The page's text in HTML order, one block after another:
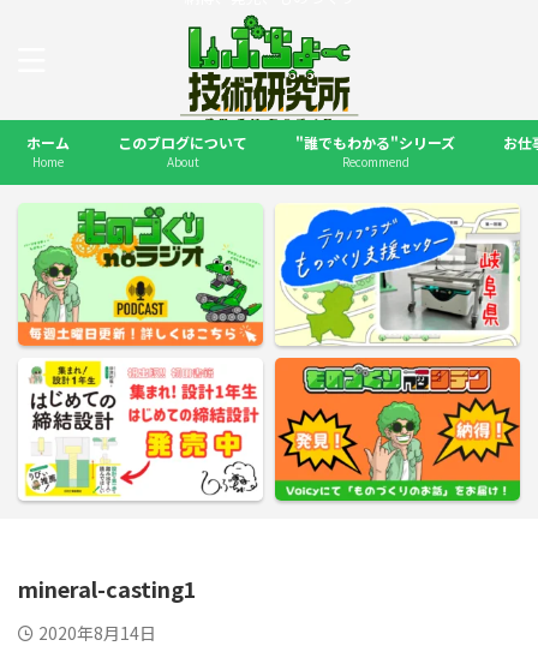
ホーム
Home
このブログについて
About
"誰でもわかる"シリーズ
Recommend
お仕
mineral-casting1
2020年8月14日